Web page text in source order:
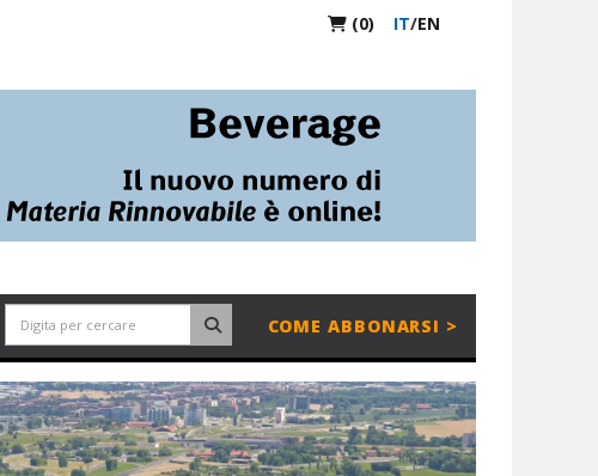
(0) IT/EN
COME ABBONARSI >